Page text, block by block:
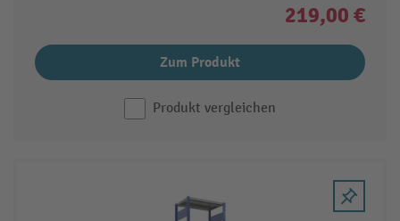
219,00 €
Zum Produkt
Produkt vergleichen